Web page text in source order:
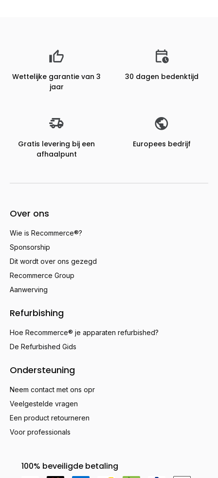
Wettelijke garantie van 3
jaar
30 dagen bedenktijd
Gratis levering bij een
afhaalpunt
Europees bedrijf
Over ons
Wie is Recommerce®?
Sponsorship
Dit wordt over ons gezegd
Recommerce Group
Aanwerving
Refurbishing
Hoe Recommerce® je apparaten refurbished?
De Refurbished Gids
Ondersteuning
Neem contact met ons opr
Veelgestelde vragen
Een product retourneren
Voor professionals
100% beveiligde betaling